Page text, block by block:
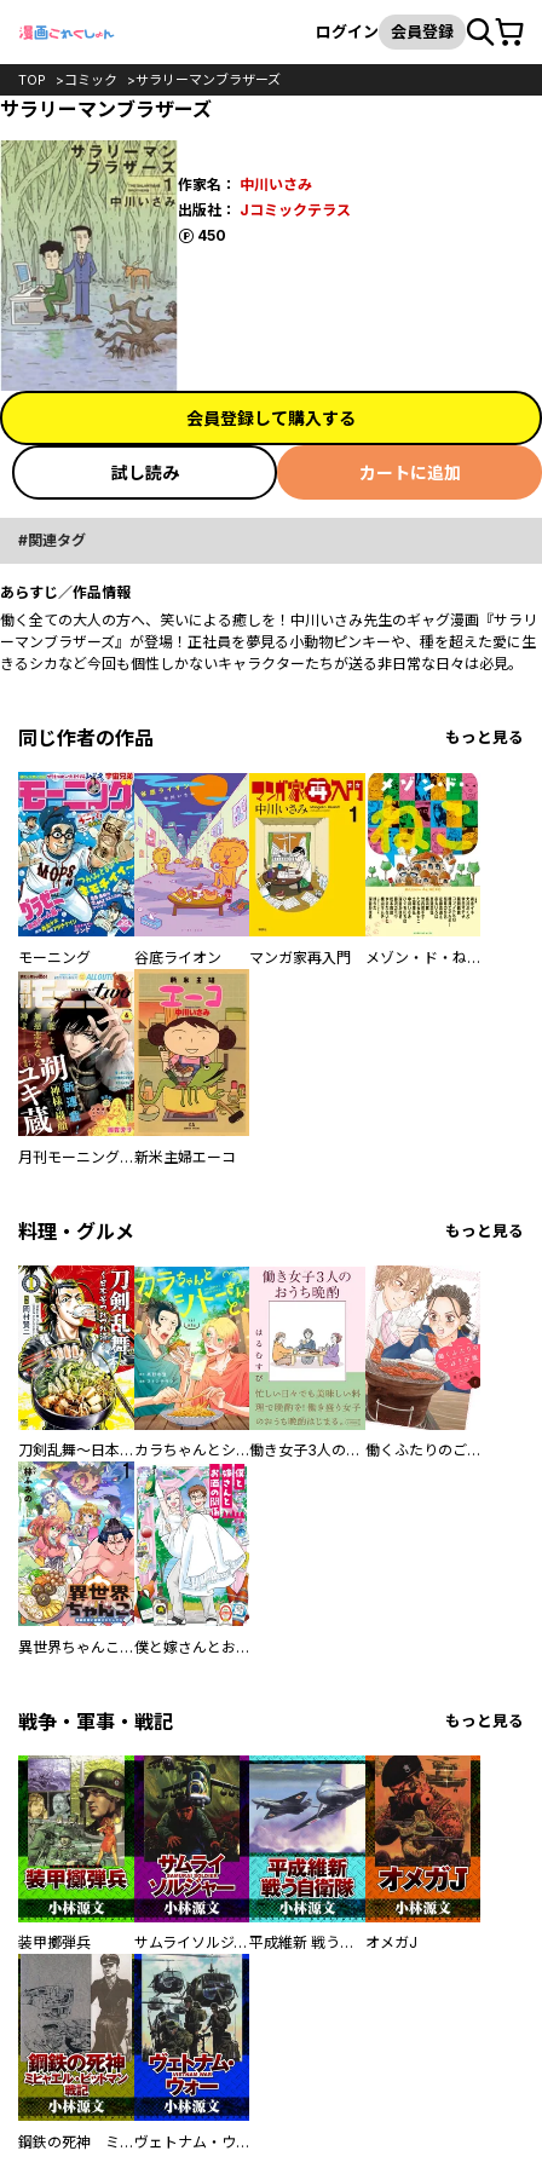
検索
ログイン 会員登録カート
TOP コミック サラリーマンブラザーズ
サラリーマンブラザーズ
作家名： 中川いさみ
出版社： Jコミックテラス
450
ポイント
会員登録して購入する
試し読み カートに追加
関連タグ
あらすじ／作品情報
働く全ての大人の方へ、笑いによる癒しを！中川いさみ先生のギャグ漫画『サラリ
ーマンブラザーズ』が登場！正社員を夢見る小動物ピンキーや、種を超えた愛に生
きるシカなど今回も個性しかないキャラクターたちが送る非日常な日々は必見。
同じ作者の作品 もっと見る
モーニング 谷底ライオン マンガ家再入門 メゾン・ド・ねこ
月刊モーニング・ツー新米主婦エーコ
料理・グルメ もっと見る
刀剣乱舞～日本号つれづれ酒～ カラちゃんとシトーさんと、 【分冊版】 働き女子3人のおうち晩酌 働くふたりのごほうび飯
異世界ちゃんこ～横綱目前に召喚されたんだが～ 【連載版】 僕と嫁さんとお酒の関係
戦争・軍事・戦記 もっと見る
装甲擲弾兵 サムライソルジャー SAMURAI SOLDIER 平成維新 戦う自衛隊 オメガJ
鋼鉄の死神 ミヒャエル・ビットマン戦記 ヴェトナム・ウォー VIETNAM WAR